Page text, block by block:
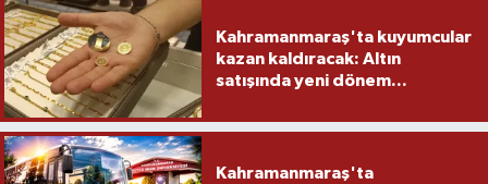
Kahramanmaraş'ta kuyumcular
kazan kaldıracak: Altın
satışında yeni dönem...
Kahramanmaraş'ta